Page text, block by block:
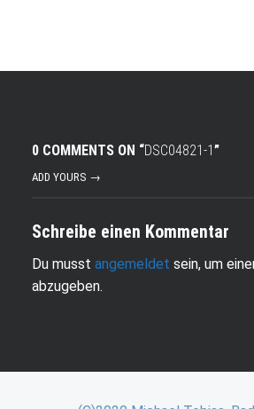
0 COMMENTS ON “DSC04821-1”
ADD YOURS →
Schreibe einen Kommentar
Du musst angemeldet sein, um
abzugeben.